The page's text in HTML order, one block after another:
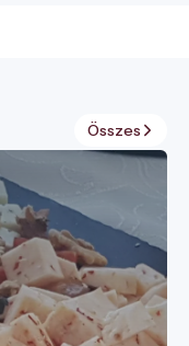
Összes